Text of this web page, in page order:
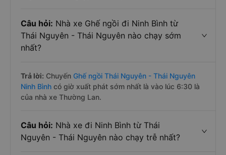
Câu hỏi: Nhà xe Ghế ngồi đi Ninh Bình từ
Thái Nguyên - Thái Nguyên nào chạy sớm
nhất?
Trả lời: Chuyến Ghế ngồi Thái Nguyên - Thái Nguyên
Ninh Bình có giờ xuất phát sớm nhất là vào lúc 6:30 là
của nhà xe Thường Lan.
Câu hỏi: Nhà xe đi Ninh Bình từ Thái
Nguyên - Thái Nguyên nào chạy trễ nhất?